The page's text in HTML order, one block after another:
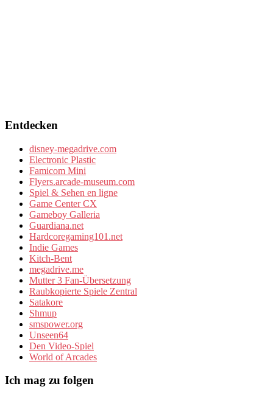
Entdecken
disney-megadrive.com
Electronic Plastic
Famicom Mini
Flyers.arcade-museum.com
Spiel & Sehen en ligne
Game Center CX
Gameboy Galleria
Guardiana.net
Hardcoregaming101.net
Indie Games
Kitch-Bent
megadrive.me
Mutter 3 Fan-Übersetzung
Raubkopierte Spiele Zentral
Satakore
Shmup
smspower.org
Unseen64
Den Video-Spiel
World of Arcades
Ich mag zu folgen